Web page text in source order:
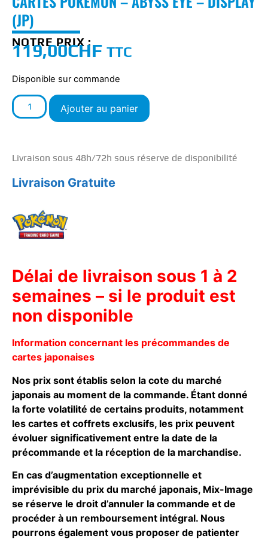
(JP)
NOTRE PRIX :
119,00CHF TTC
Disponible sur commande
Ajouter au panier
Livraison sous 48h/72h sous réserve de disponibilité
Livraison Gratuite
Délai de livraison sous 1 à 2
semaines – si le produit est
non disponible
Information concernant les précommandes de
cartes japonaises
Nos prix sont établis selon la cote du marché
japonais au moment de la commande. Étant donné
la forte volatilité de certains produits, notamment
les cartes et coffrets exclusifs, les prix peuvent
évoluer significativement entre la date de la
précommande et la réception de la marchandise.
En cas d’augmentation exceptionnelle et
imprévisible du prix du marché japonais, Mix-Image
se réserve le droit d’annuler la commande et de
procéder à un remboursement intégral. Nous
pourrons également vous proposer de patienter